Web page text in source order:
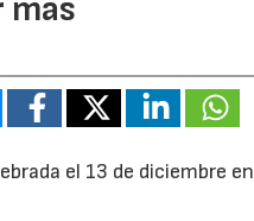
más
el 13 de diciembre en